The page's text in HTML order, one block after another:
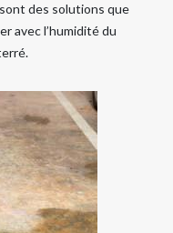
des solutions que
avec l’humidité du